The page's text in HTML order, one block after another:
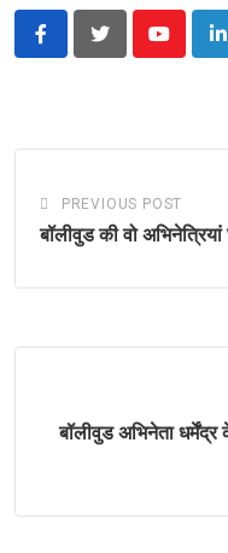
Youtube
PREVIOUS POST
बॉलीवुड की वो
बॉलीवुड अभिनेता